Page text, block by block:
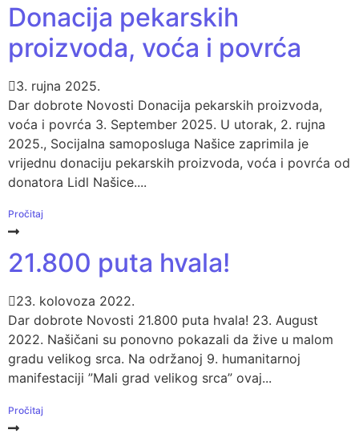
Donacija pekarskih
proizvoda, voća i povrća
3. rujna 2025.
Dar dobrote Novosti Donacija pekarskih proizvoda,
voća i povrća 3. September 2025. U utorak, 2. rujna
2025., Socijalna samoposluga Našice zaprimila je
vrijednu donaciju pekarskih proizvoda, voća i povrća od
donatora Lidl Našice....
Pročitaj
21.800 puta hvala!
23. kolovoza 2022.
Dar dobrote Novosti 21.800 puta hvala! 23. August
2022. Našičani su ponovno pokazali da žive u malom
gradu velikog srca. Na održanoj 9. humanitarnoj
manifestaciji ”Mali grad velikog srca” ovaj...
Pročitaj